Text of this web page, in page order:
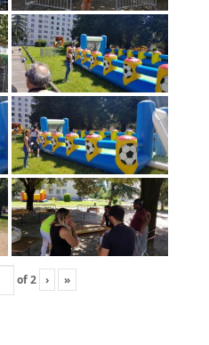
of2 › »